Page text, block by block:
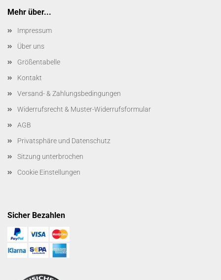
Mehr über...
Impressum
Über uns
Größentabelle
Kontakt
Versand- & Zahlungsbedingungen
Widerrufsrecht & Muster-Widerrufsformular
AGB
Privatsphäre und Datenschutz
Sitzung unterbrochen
Cookie Einstellungen
Sicher Bezahlen